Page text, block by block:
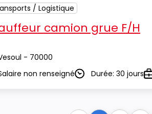
/ Logistique
camion grue F/H
- 70000
non renseignéDuréeDurée: 30 jours